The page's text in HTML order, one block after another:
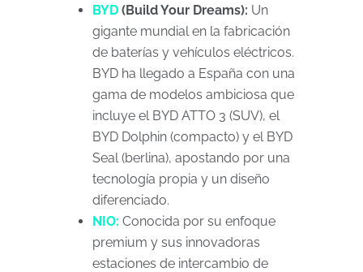
BYD (Build Your Dreams): Un
gigante mundial en la fabricación
de baterías y vehículos eléctricos.
BYD ha llegado a España con una
gama de modelos ambiciosa que
incluye el BYD ATTO 3 (SUV), el
BYD Dolphin (compacto) y el BYD
Seal (berlina), apostando por una
tecnología propia y un diseño
diferenciado.
NIO: Conocida por su enfoque
premium y sus innovadoras
estaciones de intercambio de